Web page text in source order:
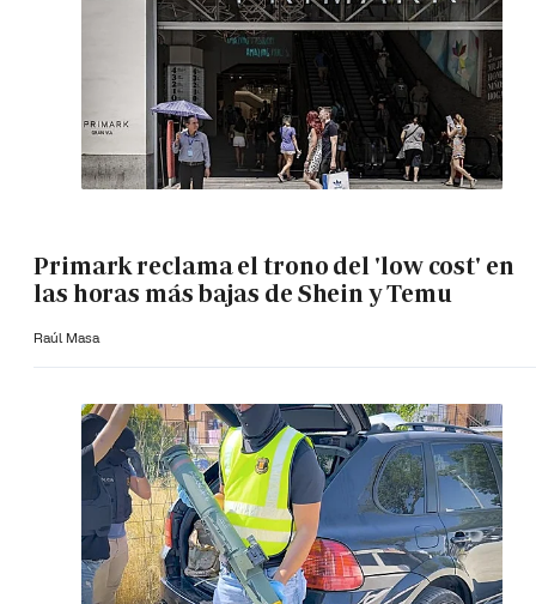
Primark reclama el trono del 'low cost' en
las horas más bajas de Shein y Temu
Raúl Masa